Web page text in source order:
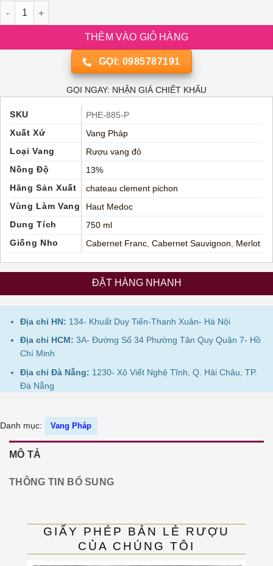
Rượu vang đỏ Pháp LE HAUT MEDOC DE CLEMENT PICHON số
THÊM VÀO GIỎ HÀNG
GỌI: 0985787191
GỌI NGAY: NHẬN GIÁ CHIẾT KHẤU
SKU
PHE-885-P
Xuất Xứ
Vang Pháp
Loại Vang
Rượu vang đỏ
Nồng Độ
13%
Hãng Sản Xuất
chateau clement pichon
Vùng Làm Vang
Haut Medoc
Dung Tích
750 ml
Giống Nho
Cabernet Franc, Cabernet Sauvignon Merlot
ĐẶT HÀNG NHANH
Địa chỉ HN: 134- Khuất Duy Tiến-Thanh Xuân- Hà Nội
Địa chỉ HCM: 3A- Đường Số 34 Phường Tân Quy Quận 7- Hồ
Chí Minh
Địa chỉ Đà Nẵng: 1230- Xô Viết Nghệ Tĩnh, Q. Hải Châu, TP.
Đà Nẵng
Danh mục: Vang Pháp
MÔ TẢ
THÔNG TIN BỔ SUNG
GIẤY PHÉP BẢN LẺ RƯỢU
CỦA CHÚNG TÔI